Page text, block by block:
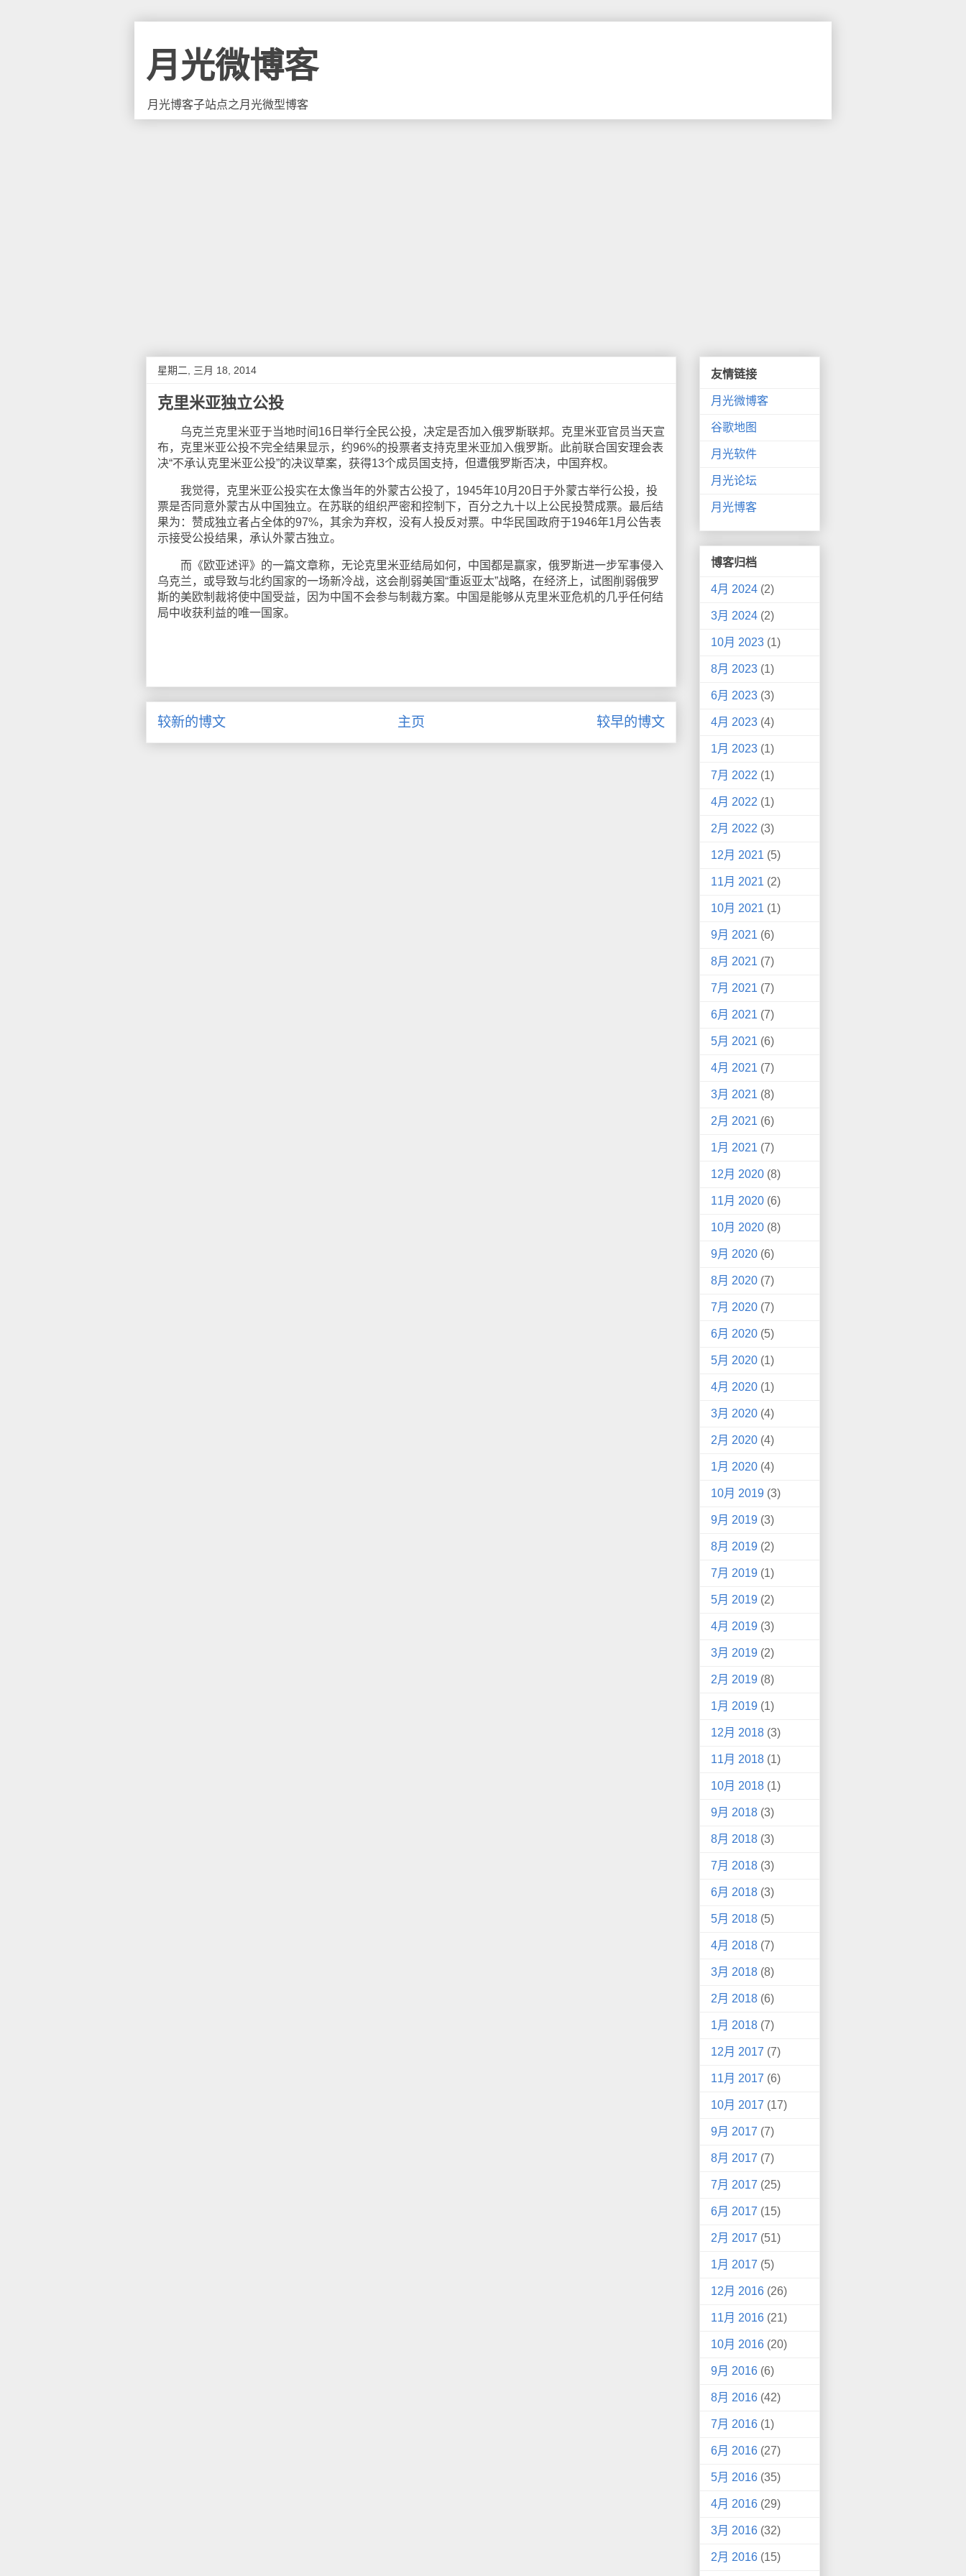
月光微博客
月光博客子站点之月光微型博客
星期二, 三月 18, 2014
克里米亚独立公投
乌克兰克里米亚于当地时间16日举行全民公投，决定是否加入俄罗斯联邦。克里米亚官员当天宣
布，克里米亚公投不完全结果显示，约96%的投票者支持克里米亚加入俄罗斯。此前联合国安理会表
决“不承认克里米亚公投”的决议草案，获得13个成员国支持，但遭俄罗斯否决，中国弃权。
我觉得，克里米亚公投实在太像当年的外蒙古公投了，1945年10月20日于外蒙古举行公投，投
票是否同意外蒙古从中国独立。在苏联的组织严密和控制下，百分之九十以上公民投赞成票。最后结
果为：赞成独立者占全体的97%，其余为弃权，没有人投反对票。中华民国政府于1946年1月公告表
示接受公投结果，承认外蒙古独立。
而《欧亚述评》的一篇文章称，无论克里米亚结局如何，中国都是赢家，俄罗斯进一步军事侵入
乌克兰，或导致与北约国家的一场新冷战，这会削弱美国“重返亚太”战略，在经济上，试图削弱俄罗
斯的美欧制裁将使中国受益，因为中国不会参与制裁方案。中国是能够从克里米亚危机的几乎任何结
局中收获利益的唯一国家。
较新的博文 较早的博文
主页
友情链接
月光微博客
谷歌地图
月光软件
月光论坛
月光博客
博客归档
4月 2024 (2)
3月 2024 (2)
10月 2023 (1)
8月 2023 (1)
6月 2023 (3)
4月 2023 (4)
1月 2023 (1)
7月 2022 (1)
4月 2022 (1)
2月 2022 (3)
12月 2021 (5)
11月 2021 (2)
10月 2021 (1)
9月 2021 (6)
8月 2021 (7)
7月 2021 (7)
6月 2021 (7)
5月 2021 (6)
4月 2021 (7)
3月 2021 (8)
2月 2021 (6)
1月 2021 (7)
12月 2020 (8)
11月 2020 (6)
10月 2020 (8)
9月 2020 (6)
8月 2020 (7)
7月 2020 (7)
6月 2020 (5)
5月 2020 (1)
4月 2020 (1)
3月 2020 (4)
2月 2020 (4)
1月 2020 (4)
10月 2019 (3)
9月 2019 (3)
8月 2019 (2)
7月 2019 (1)
5月 2019 (2)
4月 2019 (3)
3月 2019 (2)
2月 2019 (8)
1月 2019 (1)
12月 2018 (3)
11月 2018 (1)
10月 2018 (1)
9月 2018 (3)
8月 2018 (3)
7月 2018 (3)
6月 2018 (3)
5月 2018 (5)
4月 2018 (7)
3月 2018 (8)
2月 2018 (6)
1月 2018 (7)
12月 2017 (7)
11月 2017 (6)
10月 2017 (17)
9月 2017 (7)
8月 2017 (7)
7月 2017 (25)
6月 2017 (15)
2月 2017 (51)
1月 2017 (5)
12月 2016 (26)
11月 2016 (21)
10月 2016 (20)
9月 2016 (6)
8月 2016 (42)
7月 2016 (1)
6月 2016 (27)
5月 2016 (35)
4月 2016 (29)
3月 2016 (32)
2月 2016 (15)